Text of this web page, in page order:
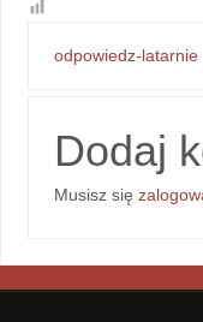
odpowiedz-latarnie
Dodaj
Musisz się